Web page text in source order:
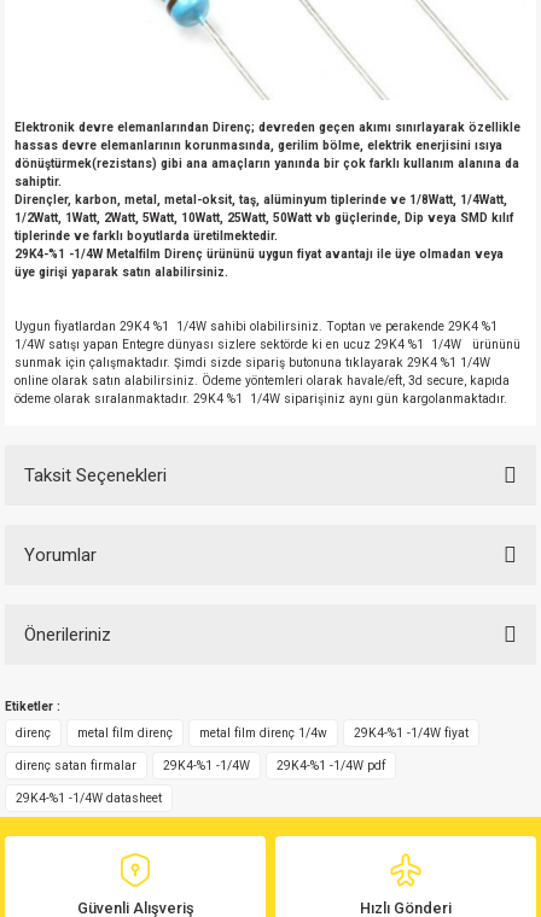
Elektronik devre elemanlarından Direnç; devreden geçen akımı sınırlayarak özellikle
hassas devre elemanlarının korunmasında, gerilim bölme, elektrik enerjisini ısıya
dönüştürmek(rezistans) gibi ana amaçların yanında bir çok farklı kullanım alanına da
sahiptir.
Dirençler, karbon, metal, metal-oksit, taş, alüminyum tiplerinde ve 1/8Watt, 1/4Watt,
1/2Watt, 1Watt, 2Watt, 5Watt, 10Watt, 25Watt, 50Watt vb güçlerinde, Dip veya SMD kılıf
tiplerinde ve farklı boyutlarda üretilmektedir.
29K4-%1 -1/4W Metalfilm Direnç ürününü uygun fiyat avantajı ile üye olmadan veya
üye girişi yaparak satın alabilirsiniz.
Uygun fiyatlardan 29K4 %1 1/4W sahibi olabilirsiniz. Toptan ve perakende 29K4 %1
1/4W satışı yapan Entegre dünyası sizlere sektörde ki en ucuz 29K4 %1 1/4W ürününü
sunmak için çalışmaktadır. Şimdi sizde sipariş butonuna tıklayarak 29K4 %1 1/4W
online olarak satın alabilirsiniz. Ödeme yöntemleri olarak havale/eft, 3d secure, kapıda
ödeme olarak sıralanmaktadır. 29K4 %1 1/4W siparişiniz aynı gün kargolanmaktadır.
Taksit Seçenekleri
Yorumlar
Önerileriniz
yetersiz gördüğünüz noktaları öneri formunu kullanarak tarafımıza
iletebilirsiniz.
Görüş ve önerileriniz için teşekkür ederiz.
Ürün resmi kalitesiz, bozuk veya görüntülenemiyor.
Ürün açıklamasında eksik bilgiler bulunuyor.
Ürün bilgilerinde hatalar bulunuyor.
Etiketler :
direnç
metal film direnç metal film direnç 1/4w 29K4-%1 -1/4W fiyat
direnç satan firmalar 29K4-%1 -1/4W 29K4-%1 -1/4W pdf
29K4-%1 -1/4W datasheet
Güvenli Alışveriş Hızlı Gönderi